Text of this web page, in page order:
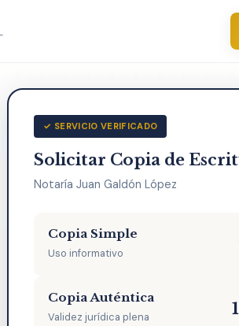
✓ SERVICIO VERIFICADO
Solicitar Copia de
Notaría Juan Galdón López
Copia Simple
Uso informativo
Copia Auténtica
Validez jurídica plena